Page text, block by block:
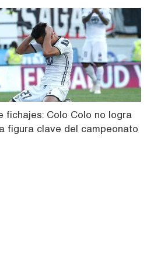
fichajes: Colo Colo no logra
figura clave del campeonato